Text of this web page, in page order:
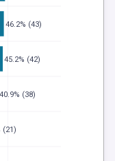
46.2% (43)
45.2% (42)
40.9% (38)
(21)